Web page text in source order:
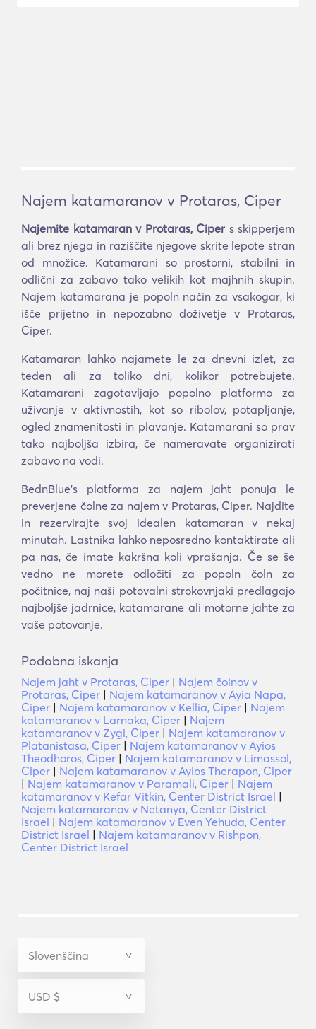
Najem katamaranov v Protaras, Ciper
Najemite katamaran v Protaras, Ciper s skipperjem
ali brez njega in raziščite njegove skrite lepote stran
od množice. Katamarani so prostorni, stabilni in
odlični za zabavo tako velikih kot majhnih skupin.
Najem katamarana je popoln način za vsakogar, ki
išče prijetno in nepozabno doživetje v Protaras,
Ciper.
Katamaran lahko najamete le za dnevni izlet, za
teden ali za toliko dni, kolikor potrebujete.
Katamarani zagotavljajo popolno platformo za
uživanje v aktivnostih, kot so ribolov, potapljanje,
ogled znamenitosti in plavanje. Katamarani so prav
tako najboljša izbira, če nameravate organizirati
zabavo na vodi.
BednBlue's platforma za najem jaht ponuja le
preverjene čolne za najem v Protaras, Ciper. Najdite
in rezervirajte svoj idealen katamaran v nekaj
minutah. Lastnika lahko neposredno kontaktirate ali
pa nas, če imate kakršna koli vprašanja. Če se še
vedno ne morete odločiti za popoln čoln za
počitnice, naj naši potovalni strokovnjaki predlagajo
najboljše jadrnice, katamarane ali motorne jahte za
vaše potovanje.
Podobna iskanja
Najem jaht v Protaras, Ciper | Najem čolnov v
Protaras, Ciper | Najem katamaranov v Ayia Napa,
Ciper | Najem katamaranov v Kellia, Ciper | Najem
katamaranov v Larnaka, Ciper | Najem
katamaranov v Zygi, Ciper | Najem katamaranov v
Platanistasa, Ciper | Najem katamaranov v Ayios
Theodhoros, Ciper | Najem katamaranov v Limassol,
Ciper | Najem katamaranov v Ayios Therapon, Ciper
| Najem katamaranov v Paramali, Ciper | Najem
katamaranov v Kefar Vitkin, Center District Israel |
Najem katamaranov v Netanya, Center District
Israel | Najem katamaranov v Even Yehuda, Center
District Israel | Najem katamaranov v Rishpon,
Center District Israel